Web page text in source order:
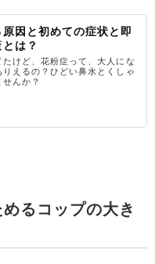
因と初めての症状と即
は？
けど、花粉症って、大人にな
えるの？ひどい鼻水とくしゃ
んか？
るコップの大き